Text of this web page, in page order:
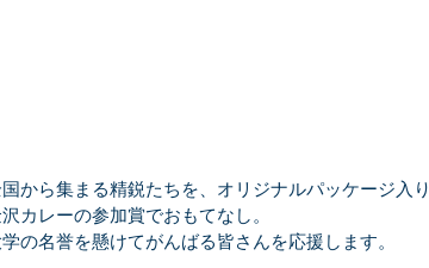
から集まる精鋭たちを、オリジナルパッケージ入り
カレーの参加賞でおもてなし。
の名誉を懸けてがんばる皆さんを応援します。